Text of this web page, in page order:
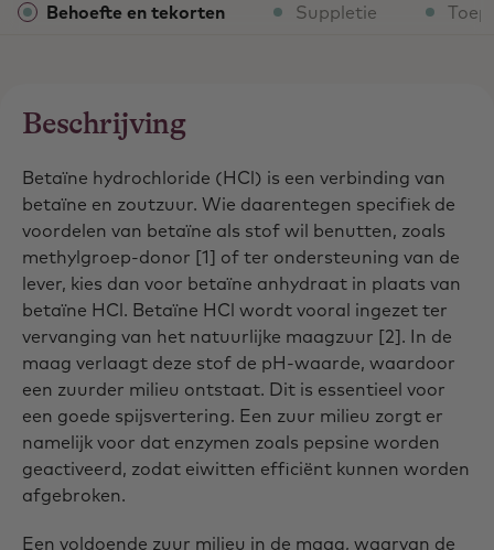
Behoefte en tekorten Suppletie
Beschrijving
Betaïne hydrochloride (HCl) is een verbinding van
betaïne en zoutzuur. Wie daarentegen specifiek de
voordelen van betaïne als stof wil benutten, zoals
methylgroep-donor [1] of ter ondersteuning van de
lever, kies dan voor betaïne anhydraat in plaats van
betaïne HCl. Betaïne HCl wordt vooral ingezet ter
vervanging van het natuurlijke maagzuur [2]. In de
maag verlaagt deze stof de pH-waarde, waardoor
een zuurder milieu ontstaat. Dit is essentieel voor
een goede spijsvertering. Een zuur milieu zorgt er
namelijk voor dat enzymen zoals pepsine worden
geactiveerd, zodat eiwitten efficiënt kunnen worden
afgebroken.
Een voldoende zuur milieu in de maag, waarvan de